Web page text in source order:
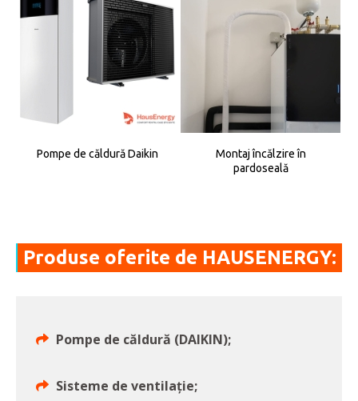
Pompe de căldură Daikin
Montaj încălzire în
pardoseală
Produse oferite de HAUSENERGY:
Pompe de căldură (DAIKIN);
Sisteme de ventilație;